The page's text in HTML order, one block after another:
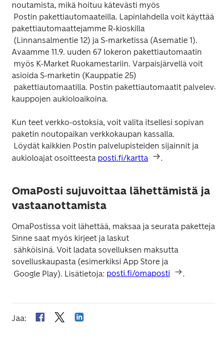
noutamista, mikä hoituu kätevästi myös
pakettiautomaattejamme R-kioskilla
Avaamme 11.9. uuden 67 lokeron pakettiautomaatin
asioida S-marketin (Kauppatie 25)
Kun teet verkko-ostoksia, voit valita itsellesi sopivan
paketin noutopaikan verkkokaupan kassalla.
aukioloajat osoitteesta posti.fi/kartta
OmaPosti sujuvoittaa lähettämistä ja
vastaanottamista
OmaPostissa voit lähettää, maksaa ja seurata paketteja.
Sinne saat myös kirjeet ja laskut
sovelluskaupasta (esimerkiksi App Store ja
Google Play). Lisätietoja: posti.fi/omaposti .
Jaa: